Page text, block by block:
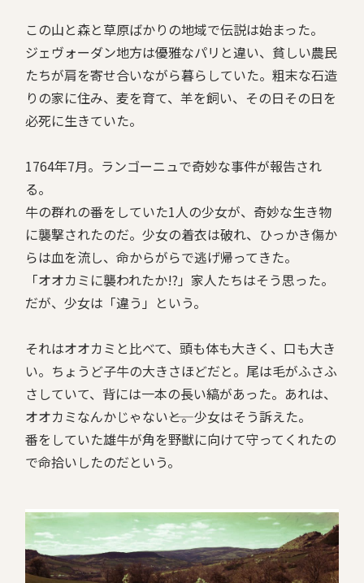
この山と森と草原ばかりの地域で伝説は始まった。
ジェヴォーダン地方は優雅なパリと違い、貧しい農民
たちが肩を寄せ合いながら暮らしていた。粗末な石造
りの家に住み、麦を育て、羊を飼い、その日その日を
必死に生きていた。
1764年7月。ランゴーニュで奇妙な事件が報告され
る。
牛の群れの番をしていた1人の少女が、奇妙な生き物
に襲撃されたのだ。少女の着衣は破れ、ひっかき傷か
らは血を流し、命からがらで逃げ帰ってきた。
「オオカミに襲われたか!?」家人たちはそう思った。
だが、少女は「違う」という。
それはオオカミと比べて、頭も体も大きく、口も大き
い。ちょうど子牛の大きさほどだと。尾は毛がふさふ
さしていて、背には一本の長い縞があった。あれは、
オオカミなんかじゃない――と。少女はそう訴えた。
番をしていた雄牛が角を野獣に向けて守ってくれたの
で命拾いしたのだという。